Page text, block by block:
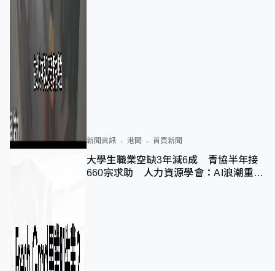
新聞資訊 港聞 首頁新聞
大學生職業空缺3年減6成 青協半年接
660宗求助 人力資源學會：AI浪潮重整